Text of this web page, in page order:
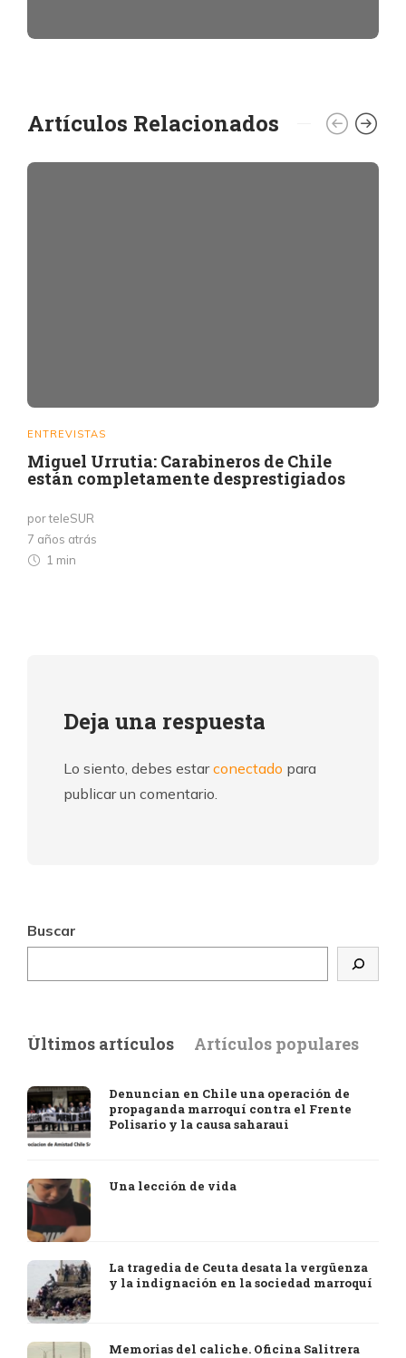
Artículos Relacionados
ENTREVISTAS
Miguel Urrutia: Carabineros de Chile
están completamente desprestigiados
por teleSUR
7 años atrás
1 min
Deja una respuesta
Lo siento, debes estarconectado para
publicar un comentario.
Buscar
Últimos artículos Artículos populares
Denuncian en Chile una operación de
propaganda marroquí contra el Frente
Polisario y la causa saharaui
Una lección de vida
La tragedia de Ceuta desata la vergüenza
y la indignación en la sociedad marroquí
Memorias del caliche. Oficina Salitrera